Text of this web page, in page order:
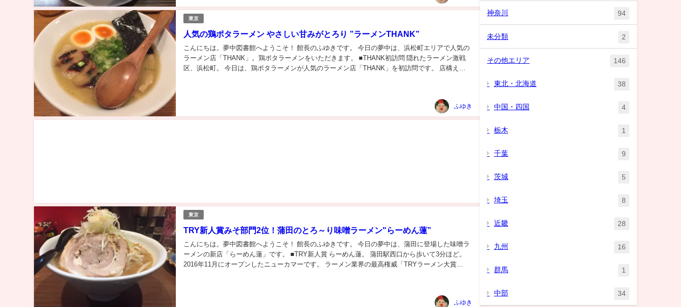
東京
人気の鶏ポタラーメン やさしい甘みがとろり ”ラーメンTHANK”
こんにちは。夢中図書館へようこそ！ 館長のふゆきです。 今日の夢中は、浜松町エリアで人気の
ラーメン店「THANK」。鶏ポタラーメンをいただきます。 ■THANK初訪問 隠れたラーメン激戦
区、浜松町。 今日は、鶏ポタラーメンが人気のラーメン店「THANK」を初訪問です。 店構えは
ふゆき
東京
TRY新人賞みそ部門2位！蒲田のとろ～り味噌ラーメン"らーめん蓮”
こんにちは。夢中図書館へようこそ！ 館長のふゆきです。 今日の夢中は、蒲田に登場した味噌ラ
ーメンの新店「らーめん蓮」です。 ■TRY新人賞 らーめん蓮。 蒲田駅西口から歩いて3分ほど。
2016年11月にオープンしたニューカマーです。 ラーメン業界の最高権威「TRYラーメン大賞
ふゆき
神奈川 94
未分類 2
その他エリア 146
東北・北海道 38
中国・四国 4
栃木 1
千葉 9
茨城 5
埼玉 8
近畿 28
九州 16
群馬 1
中部 34